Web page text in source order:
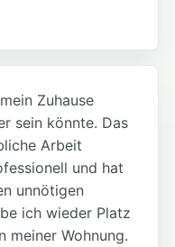
Zuhause
sein könnte. Das
Arbeit
und hat
unnötigen
ich wieder Platz
meiner Wohnung.